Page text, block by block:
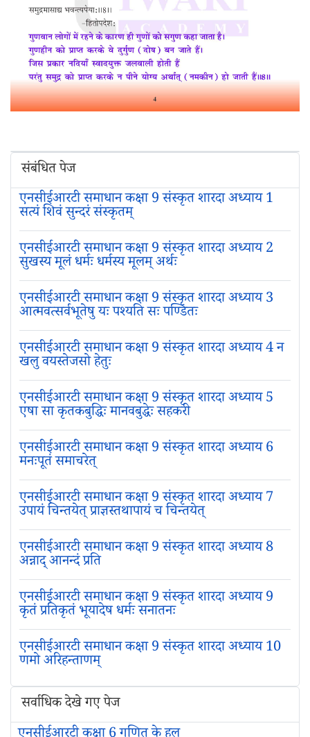
संबंधित पेज
एनसीईआरटी समाधान कक्षा 9 संस्कृत शारदा अध्याय 1
सत्यं शिवं सुन्दरं संस्कृतम्
एनसीईआरटी समाधान कक्षा 9 संस्कृत शारदा अध्याय 2
सुखस्य मूलं धर्मः धर्मस्य मूलम् अर्थः
एनसीईआरटी समाधान कक्षा 9 संस्कृत शारदा अध्याय 3
आत्मवत्सर्वभूतेषु यः पश्यति सः पण्डितः
एनसीईआरटी समाधान कक्षा 9 संस्कृत शारदा अध्याय 4 न
खलु वयस्तेजसो हेतुः
एनसीईआरटी समाधान कक्षा 9 संस्कृत शारदा अध्याय 5
एषा सा कृतकबुद्धिः मानवबुद्धेः सहकरी
एनसीईआरटी समाधान कक्षा 9 संस्कृत शारदा अध्याय 6
मनःपूतं समाचरेत्
एनसीईआरटी समाधान कक्षा 9 संस्कृत शारदा अध्याय 7
उपायं चिन्तयेत् प्राज्ञस्तथापायं च चिन्तयेत्
एनसीईआरटी समाधान कक्षा 9 संस्कृत शारदा अध्याय 8
अन्नाद् आनन्दं प्रति
एनसीईआरटी समाधान कक्षा 9 संस्कृत शारदा अध्याय 9
कृतं प्रतिकृतं भूयादेष धर्मः सनातनः
एनसीईआरटी समाधान कक्षा 9 संस्कृत शारदा अध्याय 10
णमो अरिहन्ताणम्
सर्वाधिक देखे गए पेज